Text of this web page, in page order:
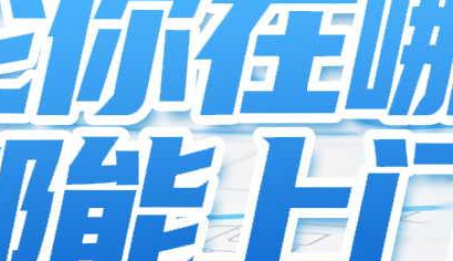
全球业务